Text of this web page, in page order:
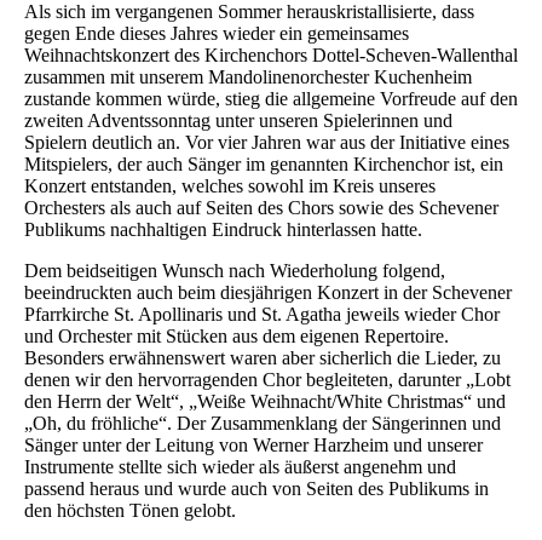
Als sich im vergangenen Sommer herauskristallisierte, dass
gegen Ende dieses Jahres wieder ein gemeinsames
Weihnachtskonzert des Kirchenchors Dottel-Scheven-Wallenthal
zusammen mit unserem Mandolinenorchester Kuchenheim
zustande kommen würde, stieg die allgemeine Vorfreude auf den
zweiten Adventssonntag unter unseren Spielerinnen und
Spielern deutlich an. Vor vier Jahren war aus der Initiative eines
Mitspielers, der auch Sänger im genannten Kirchenchor ist, ein
Konzert entstanden, welches sowohl im Kreis unseres
Orchesters als auch auf Seiten des Chors sowie des Schevener
Publikums nachhaltigen Eindruck hinterlassen hatte.
Dem beidseitigen Wunsch nach Wiederholung folgend,
beeindruckten auch beim diesjährigen Konzert in der Schevener
Pfarrkirche St. Apollinaris und St. Agatha jeweils wieder Chor
und Orchester mit Stücken aus dem eigenen Repertoire.
Besonders erwähnenswert waren aber sicherlich die Lieder, zu
denen wir den hervorragenden Chor begleiteten, darunter „Lobt
den Herrn der Welt“, „Weiße Weihnacht/White Christmas“ und
„Oh, du fröhliche“. Der Zusammenklang der Sängerinnen und
Sänger unter der Leitung von Werner Harzheim und unserer
Instrumente stellte sich wieder als äußerst angenehm und
passend heraus und wurde auch von Seiten des Publikums in
den höchsten Tönen gelobt.